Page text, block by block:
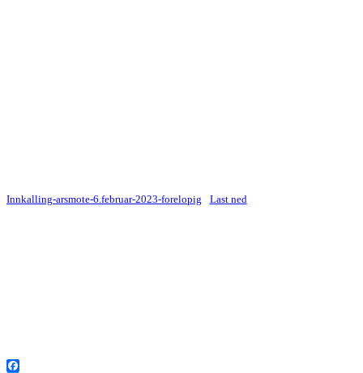
Innkalling-arsmote-6.februar-2023-forelopig Last ned